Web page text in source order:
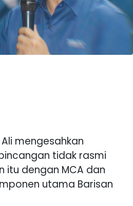
mengesahkan
tidak rasmi
itu dengan MCA dan
utama Barisan